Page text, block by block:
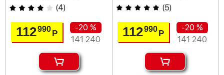
(4)
112990Р
-20 %
141 240
(5)
112990 Р
-20 %
141 240